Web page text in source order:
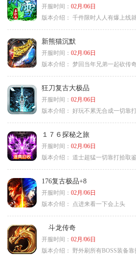
开服时间： 02月/06日
版本介绍： 千件限时人人有爆上线
新熊猫沉默
开服时间： 02月/06日
版本介绍： 梦回当年兄弟一起砍传
狂刀复古大极品
开服时间： 02月/06日
版本介绍： 好玩不累无合成一切靠
１７６探秘之旅
开服时间： 02月/06日
版本介绍： 道士超猛一切靠打拾取
176复古极品+8
开服时间： 02月/06日
版本介绍：
点进来看一下会上头
斗龙传奇
开服时间： 02月/06日
版本介绍：
野外刷所有BOSS装备